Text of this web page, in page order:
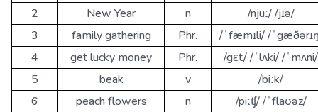
2
New Year n
/njuː/ /jɪə/
3
family gathering Phr.
/ˈfæmɪli/ /
4
get lucky money Phr.
/gɛt/ /ˈlʌki/ /ˈmʌni/
5
beak v
/biːk/
6
peach flowers n
/piːʧ/ /ˈflaʊəz/